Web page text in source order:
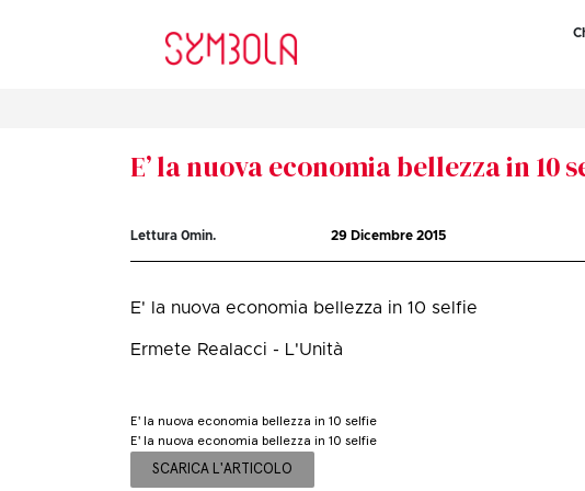
E’ la nuova economia bellezza in 10
Lettura0min. 29 Dicembre 2015
E' la nuova economia bellezza in 10 selfie
Ermete Realacci - L'Unità
E' la nuova economia bellezza in 10 selfie
E' la nuova economia bellezza in 10 selfie
SCARICA L'ARTICOLO